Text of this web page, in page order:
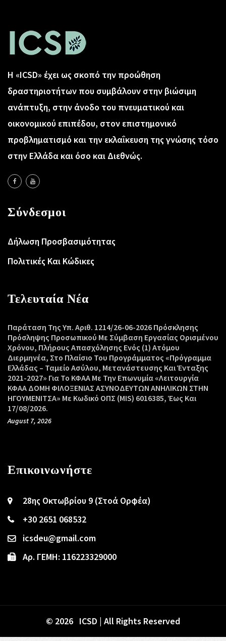
Η «ICSD» έχει ως σκοπό την προώθηση
δραστηριοτήτων που συμβάλουν στην βιώσιμη
ανάπτυξη, στην άνοδο του πνευματικού και
οικονομικού επιπέδου, στον επιστημονικό
προβληματισμό και την εκλαΐκευση της γνώσης τόσο
στην Ελλάδα και όσο και Διεθνώς.
Σύνδεσμοι
Δήλωση Προσβασιμότητας
Πολιτικές Και Κώδικες
Τελευταία Νέα
Παράταση Της Υπ. Αριθ. 1214/26-06-2026 Πρόσκλησης
Πρόσληψης Προσωπικού Με Σύμβαση Εργασίας Ορισμένου
Χρόνου, Πλήρους Απασχόλησης Ενός (1) Ατόμου
Διερμηνέα, Στο Πλαίσιο Του Προγράμματος «Πρόγραμμα
Ελλάδας – Ταμείο Ασύλου, Μετανάστευσης Και Ένταξης
2021-2027» Για Το ΚΦΑΑ Με Την Επωνυμία «Λειτουργία
ΚΦΑΑ ΔΟΜΗ ΦΙΛΟΞΕΝΙΑΣ ΑΣΥΝΟΔΕΥΤΩΝ ΑΝΗΛΙΚΩΝ ΣΤΗΝ
ΗΓΟΥΜΕΝΙΤΣΑ» Με Κωδικό ΟΠΣ (MIS) 6016385, Έως Και
17/08/2026.
August 7, 2026
Επικοινωνήστε
28ης Οκτωβρίου 9 (Στοά Ορφέα)
+30 2651 068532
icsdeu@gmail.com
Αρ. ΓΕΜΗ: 116223329000
© 2026 ICSD | All Rights Reserved